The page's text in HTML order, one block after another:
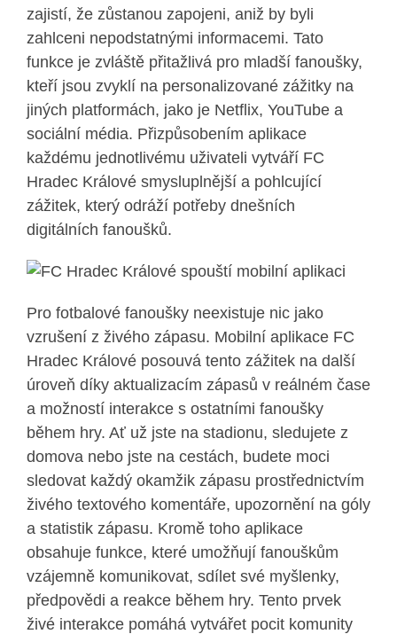
zajistí, že zůstanou zapojeni, aniž by byli
zahlceni nepodstatnými informacemi. Tato
funkce je zvláště přitažlivá pro mladší fanoušky,
kteří jsou zvyklí na personalizované zážitky na
jiných platformách, jako je Netflix, YouTube a
sociální média. Přizpůsobením aplikace
každému jednotlivému uživateli vytváří FC
Hradec Králové smysluplnější a pohlcující
zážitek, který odráží potřeby dnešních
digitálních fanoušků.
Pro fotbalové fanoušky neexistuje nic jako
vzrušení z živého zápasu. Mobilní aplikace FC
Hradec Králové posouvá tento zážitek na další
úroveň díky aktualizacím zápasů v reálném čase
a možností interakce s ostatními fanoušky
během hry. Ať už jste na stadionu, sledujete z
domova nebo jste na cestách, budete moci
sledovat každý okamžik zápasu prostřednictvím
živého textového komentáře, upozornění na góly
a statistik zápasu. Kromě toho aplikace
obsahuje funkce, které umožňují fanouškům
vzájemně komunikovat, sdílet své myšlenky,
předpovědi a reakce během hry. Tento prvek
živé interakce pomáhá vytvářet pocit komunity